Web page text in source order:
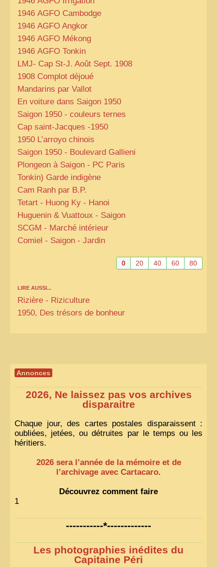
1946 AGFO Cambodge
1946 AGFO Angkor
1946 AGFO Mékong
1946 AGFO Tonkin
LMJ- Cap St-J. Août Sept. 1908
1908 Complot déjoué
Mandarins par Vallot
En voiture dans Saigon 1950
Saigon 1950 - couleurs ternes
Cap saint-Jacques -1950
1950 L’arroyo chinois
Saigon 1950 - Boulevard Gallieni
Plongeon à Saigon - PC Paris
Tonkin) Garde indigène
Cam Ranh par B.P.
Tetart - Huong Ky - Hanoi
Huguenin & Vuattoux - Saigon
SCGM - Marché intérieur
Comiel - Saigon - Jardin
0 20 40 60 80
LIRE AUSSI...
Rizière - Riziculture
1950, Des trésors de bonheur
Annonces
2026, Ne laissez pas vos archives
disparaitre
Chaque jour, des cartes postales disparaissent :
oubliées, jetées, ou détruites par le temps ou les
héritiers.
2026 sera l’année de la mémoire et de
l’archivage avec Cartacaro.
Découvrez comment faire
1
-----------*-------------
Les photographies inédites du
Capitaine Péri